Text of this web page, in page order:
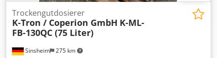
Sinsheim 275 km
Trockengutdosierer
K-Tron / Coperion GmbH K-ML-
FB-130QC (75 Liter)